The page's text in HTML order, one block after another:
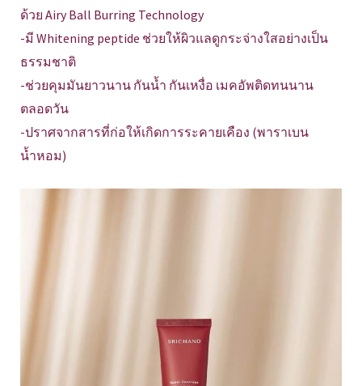
ด้วย Airy Ball Burring Technology
-มี Whitening peptide ช่วยให้ผิวแลดูกระจ่างใสอย่างเป็น
ธรรมชาติ
-ช่วยคุมมันยาวนาน กันน้ำ กันเหงื่อ เมคอัพติดทนนาน
ตลอดวัน
-ปราศจากสารที่ก่อให้เกิดการระคายเคือง (พาราเบน
น้ำหอม)